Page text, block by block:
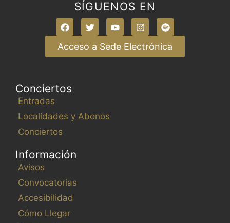
SÍGUENOS EN
Acceso a Sede Electrónica
Conciertos
Entradas
Localidades y Abonos
Conciertos
Información
Avisos
Convocatorias
Accesibilidad
Cómo Llegar